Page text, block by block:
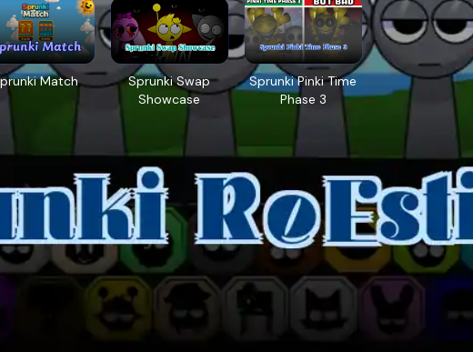
Match
Sprunki Swap
Showcase
Sprunki Pinki Time
Phase 3